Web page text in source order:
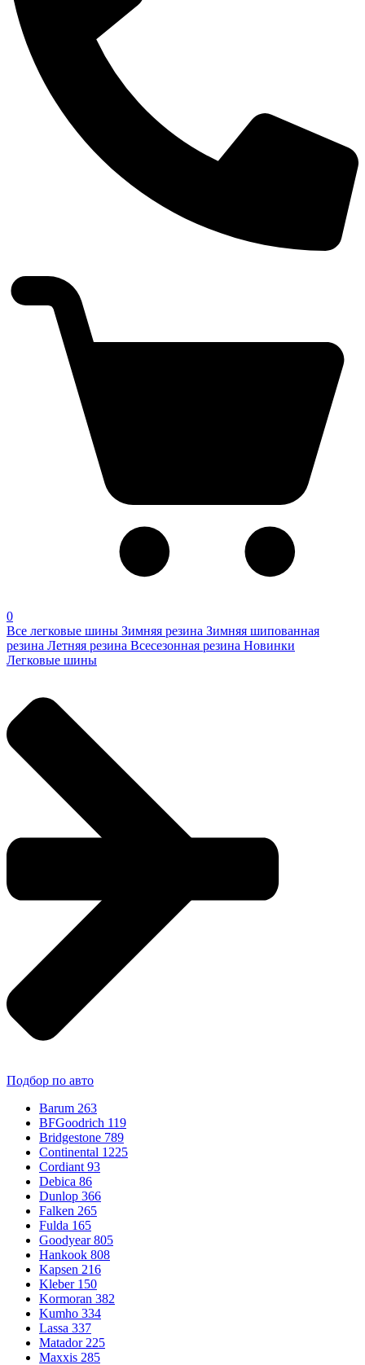
0
Все легковые шины Зимняя резина Зимняя шипованная
резина Летняя резина Всесезонная резина Новинки
Легковые шины
Подбор по авто
Barum 263
BFGoodrich 119
Bridgestone 789
Continental 1225
Cordiant 93
Debica 86
Dunlop 366
Falken 265
Fulda 165
Goodyear 805
Hankook 808
Kapsen 216
Kleber 150
Kormoran 382
Kumho 334
Lassa 337
Matador 225
Maxxis 285